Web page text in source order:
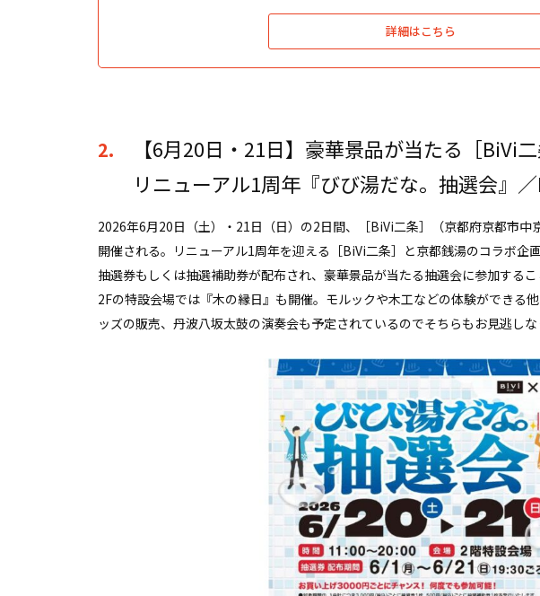
詳細はこちら
2.
【6月20日・21日】豪華景品が当たる［BiVi
リニューアル1周年『びび湯だな。抽選会』
2026年6月20日（土）・21日（日）の2日間、［BiVi二条］（京都府京都市中
開催される。リニューアル1周年を迎える［BiVi二条］と京都銭湯のコラボ企
抽選券もしくは抽選補助券が配布され、豪華景品が当たる抽選会に参加する
2Fの特設会場では『木の縁日』も開催。モルックや木工などの体験ができる
ッズの販売、丹波八坂太鼓の演奏会も予定されているのでそちらもお見逃しな